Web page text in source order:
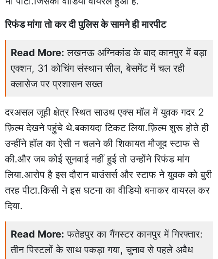
रिफंड मांगा तो कर दी पुलिस के सामने ही मारपीट
Read More: लखनऊ अग्निकांड के बाद कानपुर में बड़ा
एक्शन, 31 कोचिंग संस्थान सील, बेसमेंट में चल रही
क्लासेज पर प्रशासन सख्त
दरअसल जूही क्षेत्र स्थित साउथ एक्स मॉल में युवक गदर 2
फ़िल्म देखने पहुंचे थे.बकायदा टिकट लिया.फ़िल्म शुरू होते ही
उन्हींने हॉल का ऐसी न चलने की शिकायत मौजूद स्टाफ से
की.और जब कोई सुनवाई नहीं हुई तो उन्होंने रिफंड मांग
लिया.आरोप है इस दौरान बाउंसर्स और स्टाफ ने युवक को बुरी
तरह पीटा.किसी ने इस घटना का वीडियो बनाकर वायरल कर
दिया.
Read More: फतेहपुर का गैंगस्टर कानपुर में गिरफ्तार:
तीन पिस्टलों के साथ पकड़ा गया, चुनाव से पहले अवैध